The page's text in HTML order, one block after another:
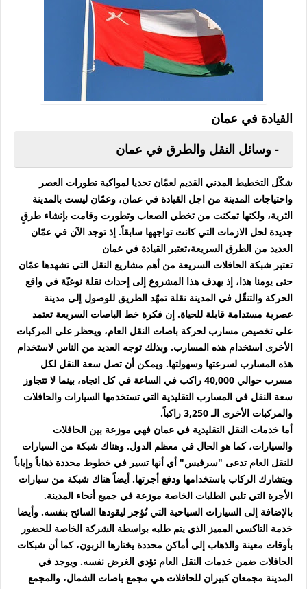
القيادة في عمان
- وسائل النقل والطرق في عمان
شكّل التخطيط المدني القديم لعمّان تحديا لمواكبة تطورات العصر
واحتياجات المدينة من اجل القيادة في عمان، وعمّان ليست بالمدينة
الثرية، ولكنها تمكنت من تخطي الصعاب وتطورت وقامت بإنشاء طرقٍ
جديدة لحل الازمات التي كانت تواجهها سابقاً. إذ توجد الآن في عمّان
العديد من الطرق السريعة،تعتبر القيادة في عمان
تعتبر شبكة الحافلات السريعة من أهم مشاريع النقل التي تشهدها عمّان
حتى يومنا هذا، إذ يهدف هذا المشروع إلى إحداث نقلة نوعيّة في واقع
الحركة والتنقّل في المدينة نقلة تمهّد الطريق للوصول إلى مدينة
عصرية مستدامة قابلة للحياة. إن فكرة خط الباصات السريعة تعتمد
على تخصيص مسارب لحركة باصات النقل العام، ويحظر على المركبات
الأخرى استخدام هذه المسارب. وبذلك توجه العديد من الناس لاستخدام
هذه المسارب لسرعتها وسهولتها. ويمكن أن تصل سعة النقل لكل
مسرب حوالي 40,000 راكب في الساعة في كل اتجاه، بينما لا تتجاوز
سعة النقل في المسارب التقليدية التي تستخدمها السيارات والحافلات
والمركبات الأخرى الـ 3,250 راكباً.
أما خدمات النقل التقليدية في عمان فهي موزعة بين الحافلات
والسيارات، كما هو الحال في معظم الدول. وهناك شبكة من السيارات
للنقل العام تدعى "سرفيس" أي أنها تسير في خطوط محددة ذهاباً وإياباً
ويتشارك الركاب باستخدامها ودفع أجرتها. أيضاً هناك شبكة من سيارات
الأجرة التي تلبي الطلبات الخاصة موزعة في جميع أنحاء المدينة.
بالإضافة إلى السيارات السياحية التي تُؤجر ليقودها السائح بنفسه. وأيضا
خدمة التاكسي المميز الذي يتم طلبه بواسطة الشركة الخاصة للحضور
بأوقات معينة والذهاب إلى أماكن محددة يختارها الزبون، كما أن شبكات
الحافلات ضمن خدمات النقل العام تؤدي الغرض نفسه. ويوجد في
المدينة مجمعان كبيران للحافلات هي مجمع باصات الشمال، والمجمع